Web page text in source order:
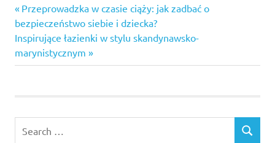
Nawigacja
wpisu
Previous
Post:
Przeprowadzka w czasie ciąży: jak zadbać o
bezpieczeństwo siebie i dziecka?
Next
Post:
Inspirujące łazienki w stylu skandynawsko-
marynistycznym
for:
SEARCH